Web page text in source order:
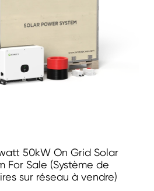
50kW On Grid Solar
For Sale (Système de
sur réseau à vendre)